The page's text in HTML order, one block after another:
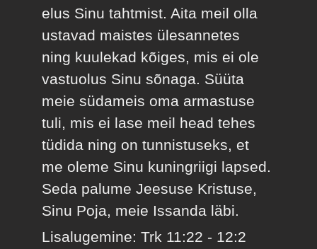
elus Sinu tahtmist. Aita meil olla
ustavad maistes ülesannetes
ning kuulekad kõiges, mis ei ole
vastuolus Sinu sõnaga. Süüta
meie südameis oma armastuse
tuli, mis ei lase meil head tehes
tüdida ning on tunnistuseks, et
me oleme Sinu kuningriigi lapsed.
Seda palume Jeesuse Kristuse,
Sinu Poja, meie Issanda läbi.
Lisalugemine: Trk 11:22 - 12:2